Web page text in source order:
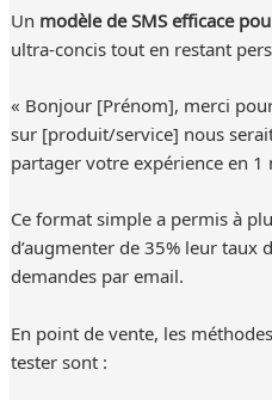
Un modèle de SMS efficace
ultra-concis tout en restant
« Bonjour [Prénom], merci
sur [produit/service] nous
partager votre expérience en
Ce format simple a permis à
d’augmenter de 35% leur
demandes par email.
En point de vente, les
tester sont :